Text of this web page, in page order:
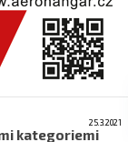
25.3.2021
kategoriemi